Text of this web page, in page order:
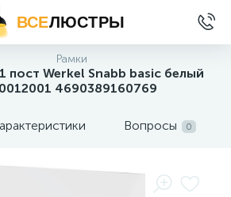
ВСЕЛЮСТРЫ
Рамки
пост Werkel Snabb basic белый
4690389160769
Вопросы 0